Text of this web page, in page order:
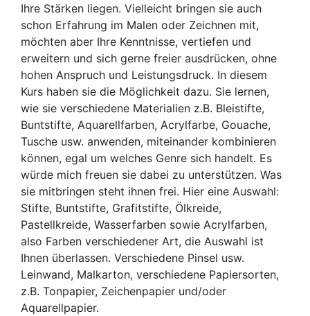
Ihre Stärken liegen. Vielleicht bringen sie auch
schon Erfahrung im Malen oder Zeichnen mit,
möchten aber Ihre Kenntnisse, vertiefen und
erweitern und sich gerne freier ausdrücken, ohne
hohen Anspruch und Leistungsdruck. In diesem
Kurs haben sie die Möglichkeit dazu. Sie lernen,
wie sie verschiedene Materialien z.B. Bleistifte,
Buntstifte, Aquarellfarben, Acrylfarbe, Gouache,
Tusche usw. anwenden, miteinander kombinieren
können, egal um welches Genre sich handelt. Es
würde mich freuen sie dabei zu unterstützen. Was
sie mitbringen steht ihnen frei. Hier eine Auswahl:
Stifte, Buntstifte, Grafitstifte, Ölkreide,
Pastellkreide, Wasserfarben sowie Acrylfarben,
also Farben verschiedener Art, die Auswahl ist
Ihnen überlassen. Verschiedene Pinsel usw.
Leinwand, Malkarton, verschiedene Papiersorten,
z.B. Tonpapier, Zeichenpapier und/oder
Aquarellpapier.